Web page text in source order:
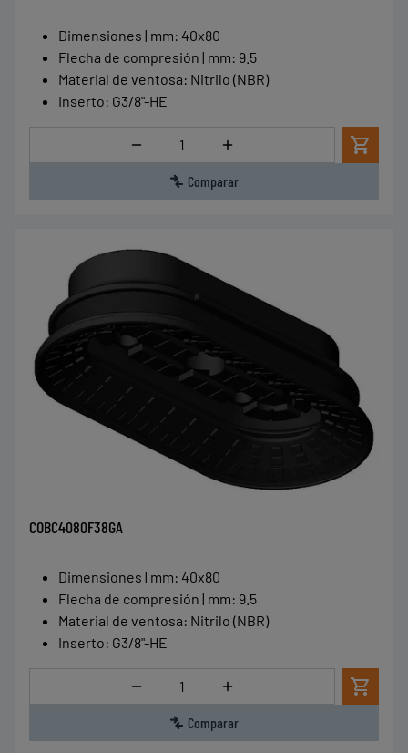
Dimensiones | mm: 40x80
Flecha de compresión | mm: 9.5
Material de ventosa: Nitrilo (NBR)
Inserto: G3/8"-HE
Cantidad
Comparar
COBC4080F38GA
Dimensiones | mm: 40x80
Flecha de compresión | mm: 9.5
Material de ventosa: Nitrilo (NBR)
Inserto: G3/8"-HE
Cantidad
Comparar